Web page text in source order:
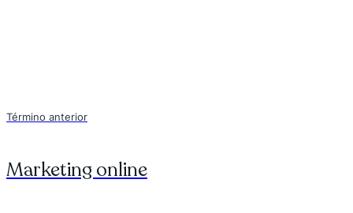
Término anterior
Marketing online